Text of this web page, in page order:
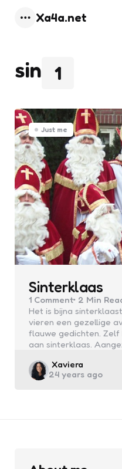
Xa4a.net
1
sin
Just me
Sinterklaas
1 Comment 2 Min
Het is bijna
vieren een gezellige
flauwe gedichten. Zelf
aan sinterklaas.
Posted
by
Xaviera
24 years ago